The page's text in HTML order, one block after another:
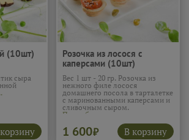
(10шт)
сыра
Розочка из лосося с
каперсами (10шт)
Вес 1 шт - 20 гр. Розочка из
нежного филе лосося
домашнего посола в тарталетке
с маринованными каперсами и
сливочным сыром.
Подробнее...
1 600₽ В корзину